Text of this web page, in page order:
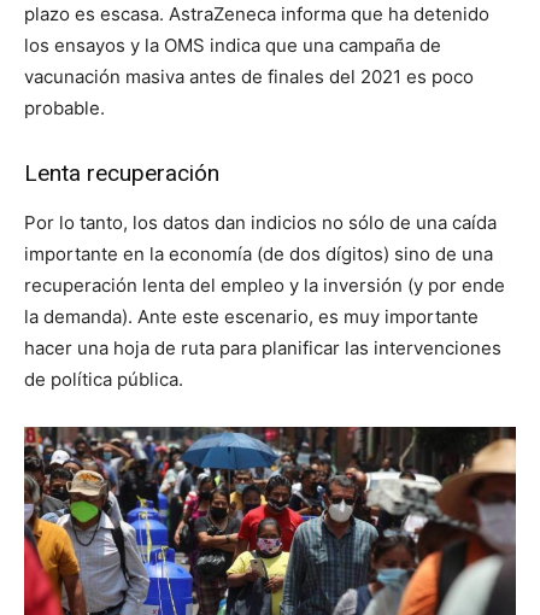
plazo es escasa. AstraZeneca informa que ha detenido
los ensayos y la OMS indica que una campaña de
vacunación masiva antes de finales del 2021 es poco
probable.
Lenta recuperación
Por lo tanto, los datos dan indicios no sólo de una caída
importante en la economía (de dos dígitos) sino de una
recuperación lenta del empleo y la inversión (y por ende
la demanda). Ante este escenario, es muy importante
hacer una hoja de ruta para planificar las intervenciones
de política pública.